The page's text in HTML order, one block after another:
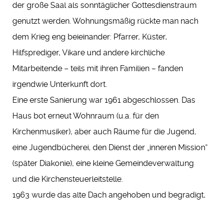
der große Saal als sonntäglicher Gottesdienstraum
genutzt werden. Wohnungsmäßig rückte man nach
dem Krieg eng beieinander: Pfarrer, Küster,
Hilfsprediger, Vikare und andere kirchliche
Mitarbeitende – teils mit ihren Familien – fanden
irgendwie Unterkunft dort.
Eine erste Sanierung war 1961 abgeschlossen. Das
Haus bot erneut Wohnraum (u.a. für den
Kirchenmusiker), aber auch Räume für die Jugend,
eine Jugendbücherei, den Dienst der „inneren Mission“
(später Diakonie), eine kleine Gemeindeverwaltung
und die Kirchensteuerleitstelle.
1963 wurde das alte Dach angehoben und begradigt,